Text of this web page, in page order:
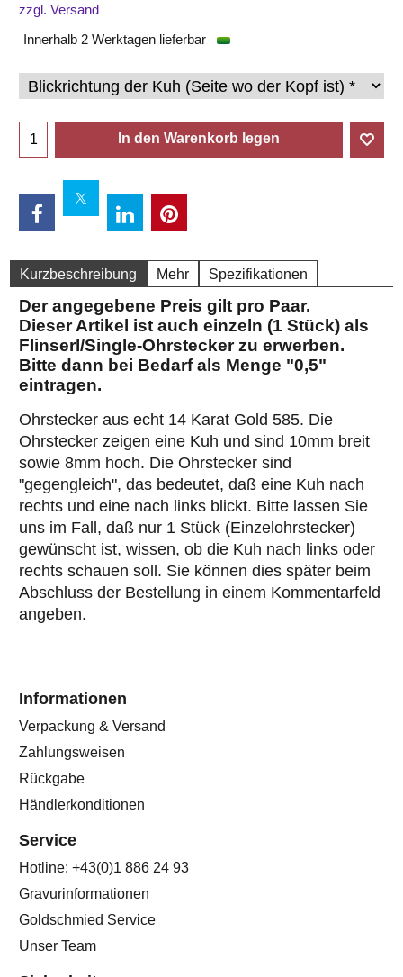
zzgl. Versand
Innerhalb 2 Werktagen lieferbar
In den Warenkorb legen
Kurzbeschreibung Mehr Spezifikationen
Der angegebene Preis gilt pro Paar.
Dieser Artikel ist auch einzeln (1 Stück) als
Flinserl/Single-Ohrstecker zu erwerben.
Bitte dann bei Bedarf als Menge "0,5"
eintragen.
Ohrstecker aus echt 14 Karat Gold 585. Die
Ohrstecker zeigen eine Kuh und sind 10mm breit
sowie 8mm hoch. Die Ohrstecker sind
"gegengleich", das bedeutet, daß eine Kuh nach
rechts und eine nach links blickt. Bitte lassen Sie
uns im Fall, daß nur 1 Stück (Einzelohrstecker)
gewünscht ist, wissen, ob die Kuh nach links oder
rechts schauen soll. Sie können dies später beim
Abschluss der Bestellung in einem Kommentarfeld
angeben.
Informationen
Verpackung & Versand
Zahlungsweisen
Rückgabe
Händlerkonditionen
Service
Hotline: +43(0)1 886 24 93
Gravurinformationen
Goldschmied Service
Unser Team